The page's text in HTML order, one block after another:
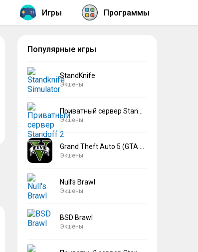
Игры Программы
Популярные игры
StandKnife
Экшены
Экшены
Экшены
Null’s Brawl
Экшены
BSD Brawl
Экшены